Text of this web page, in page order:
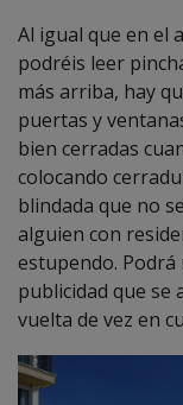
Al igual que en el
podréis leer
más arriba, hay
puertas y
bien cerradas
colocando
blindada que no
alguien con
estupendo.
publicidad que se
vuelta de vez en